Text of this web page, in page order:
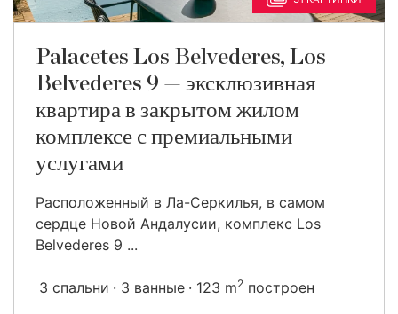
Palacetes Los Belvederes, Los
Belvederes 9 — эксклюзивная
квартира в закрытом жилом
комплексе с премиальными
услугами
Расположенный в Ла-Серкилья, в самом
сердце Новой Андалусии, комплекс Los
Belvederes 9 ...
3 спальни 3 ванные 123 m2 построен